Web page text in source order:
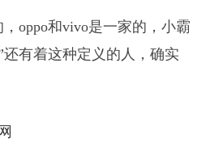
，oppo和vivo是一家的，小霸
有着这种定义的人，确实